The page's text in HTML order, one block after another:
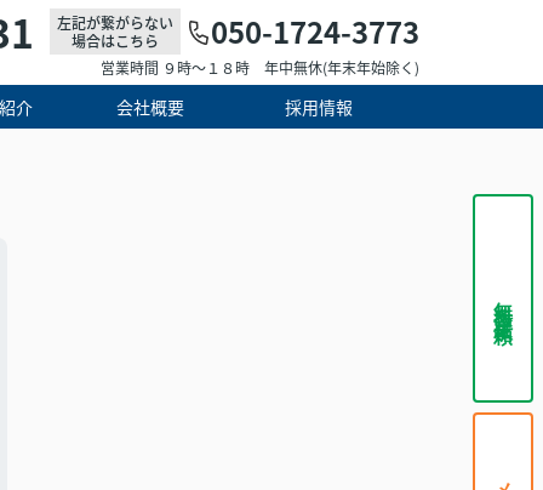
左記が繋がらない
場合はこちら
050-1724-3773
営業時間 ９時～１８時 年中無休(年末年始除く)
介 会社概要 採用情報
無料査定依頼